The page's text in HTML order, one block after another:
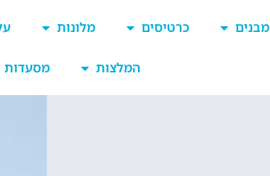
מבנים כרטיסים מלונות
המלצות מסעדות